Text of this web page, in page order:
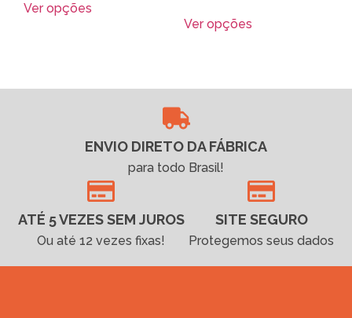
Ver opções
Ver opções
ENVIO DIRETO DA FÁBRICA
para todo Brasil!
ATÉ 5 VEZES SEM JUROS
Ou até 12 vezes fixas!
SITE SEGURO
Protegemos seus dados